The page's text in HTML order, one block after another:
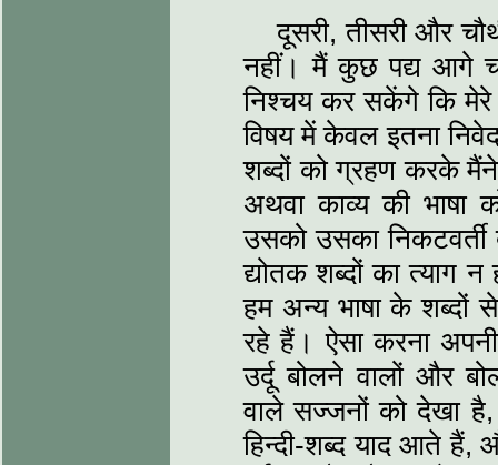
दूसरी, तीसरी और
नहीं। मैं कुछ पद्य आगे
निश्चय कर सकेंगे कि मेरे
विषय में केवल इतना
शब्दों को ग्रहण करके
अथवा काव्य की भाषा
उसको उसका निकटवर्ती
द्योतक शब्दों का त्याग
हम अन्य भाषा के
रहे हैं। ऐसा करना
उर्दू बोलने वालों और
वाले सज्जनों को देखा
हिन्दी-शब्द याद आते